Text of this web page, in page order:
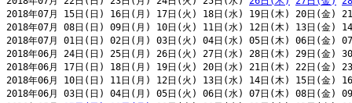
2018年07月 15日(日) 16日(月) 17日(火) 18日(水) 19日(木) 20日(金)
2018年07月 08日(日) 09日(月) 10日(火) 11日(水) 12日(木) 13日(金)
2018年07月 01日(日) 02日(月) 03日(火) 04日(水) 05日(木) 06日(金)
2018年06月 24日(日) 25日(月) 26日(火) 27日(水) 28日(木) 29日(金)
2018年06月 17日(日) 18日(月) 19日(火) 20日(水) 21日(木) 22日(金)
2018年06月 10日(日) 11日(月) 12日(火) 13日(水) 14日(木) 15日(金)
2018年06月 03日(日) 04日(月) 05日(火) 06日(水) 07日(木) 08日(金)